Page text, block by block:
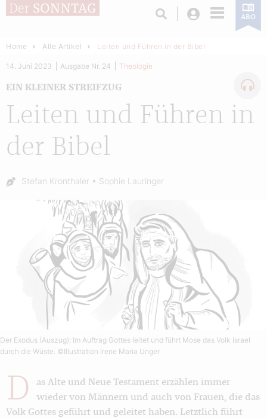
Login ABO
Home Alle Artikel Leiten und Führen in der Bibel
Leiten und Führen in
der Bibel
EIN KLEINER STREIFZUG
14. Juni 2023 Ausgabe Nr. 24 Theologie
Autor:
Stefan Kronthaler Sophie Lauringer
Der Exodus (Auszug): Im Auftrag Gottes leitet und führt Mose das Volk Israel
durch die Wüste. ©Illustration Irene Maria Unger
D
as Alte und Neue Testament erzählen immer
wieder von Männern und auch von Frauen, die das
Volk Gottes geführt und geleitet haben. Letztlich führt